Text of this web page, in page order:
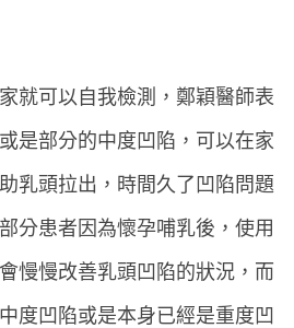
就可以自我檢測，鄭穎醫師表
是部分的中度凹陷，可以在家
乳頭拉出，時間久了凹陷問題
分患者因為懷孕哺乳後，使用
慢慢改善乳頭凹陷的狀況，而
度凹陷或是本身已經是重度凹